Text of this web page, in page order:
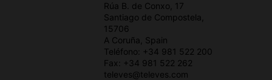
Rúa B. de Conxo, 17
Santiago de Compostela,
15706
A Coruña, Spain
Teléfono: +34 981 522 200
Fax: +34 981 522 262
televes@televes.com